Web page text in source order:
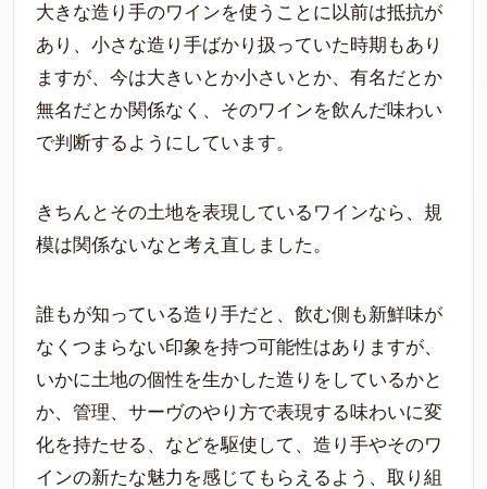
大きな造り手のワインを使うことに以前は抵抗が
あり、小さな造り手ばかり扱っていた時期もあり
ますが、今は大きいとか小さいとか、有名だとか
無名だとか関係なく、そのワインを飲んだ味わい
で判断するようにしています。
きちんとその土地を表現しているワインなら、規
模は関係ないなと考え直しました。
誰もが知っている造り手だと、飲む側も新鮮味が
なくつまらない印象を持つ可能性はありますが、
いかに土地の個性を生かした造りをしているかと
か、管理、サーヴのやり方で表現する味わいに変
化を持たせる、などを駆使して、造り手やそのワ
インの新たな魅力を感じてもらえるよう、取り組